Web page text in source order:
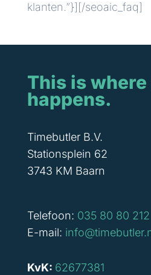
klanten.”}][/seoaic_faq]
This is
happens.
Timebutler B.V.
Stationsplein 62
3743 KM Baarn
Telefoon: 035 80 80 212
E-mail:
KvK: 62677381